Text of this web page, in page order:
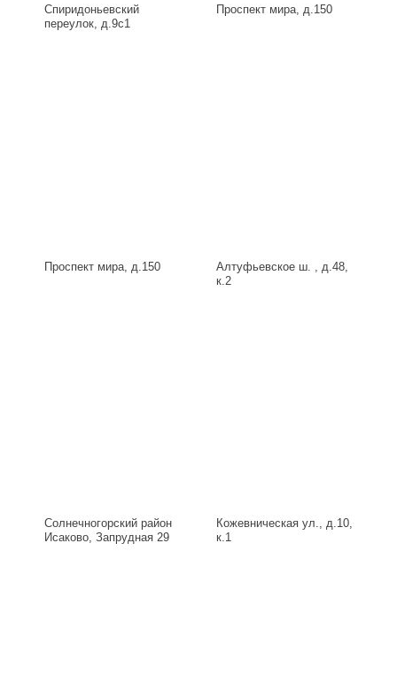
Спиридоньевский
переулок, д.9с1
Проспект мира, д.150
Проспект мира, д.150
Алтуфьевское ш. , д.48,
к.2
Солнечногорский район
Исаково, Запрудная 29
Кожевническая ул., д.10,
к.1